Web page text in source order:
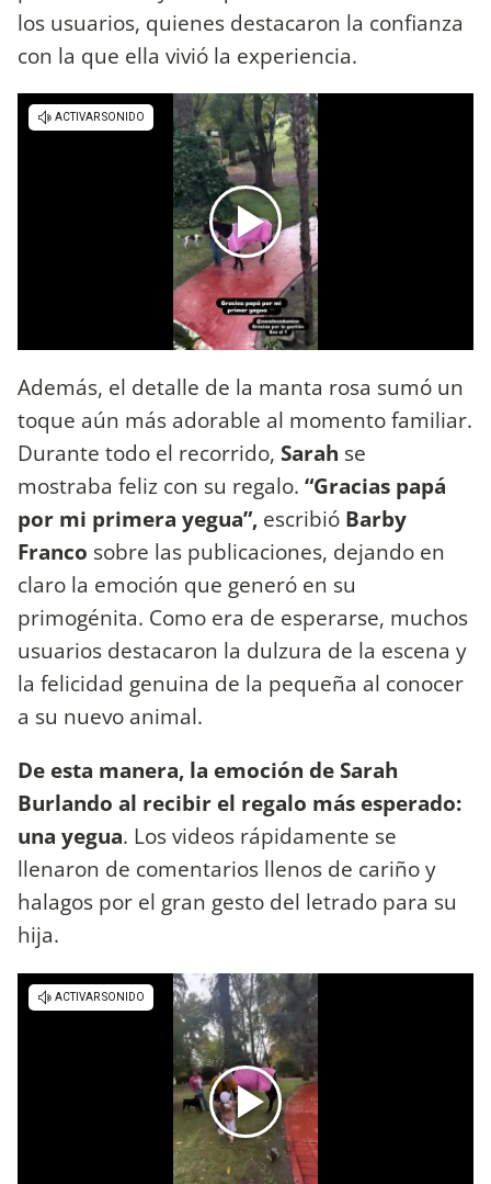
los usuarios, quienes destacaron la confianza
con la que ella vivió la experiencia.
Además, el detalle de la manta rosa sumó un
toque aún más adorable al momento familiar.
Durante todo el recorrido, Sarah se
mostraba feliz con su regalo. “Gracias papá
por mi primera yegua”, escribió Barby
Franco sobre las publicaciones, dejando en
claro la emoción que generó en su
primogénita. Como era de esperarse, muchos
usuarios destacaron la dulzura de la escena y
la felicidad genuina de la pequeña al conocer
a su nuevo animal.
De esta manera, la emoción de Sarah
Burlando al recibir el regalo más esperado:
una yegua. Los videos rápidamente se
llenaron de comentarios llenos de cariño y
halagos por el gran gesto del letrado para su
hija.